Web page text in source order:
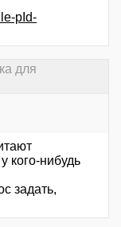
pId-
для
кого-нибудь
задать,